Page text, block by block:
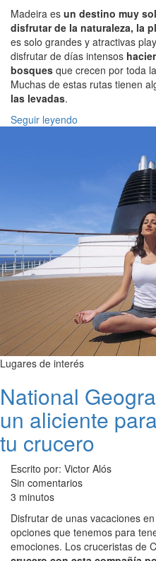
Madeira es un destino muy
disfrutar de la naturaleza, la
es solo grandes y atractivas
disfrutar de días intensos
bosques que crecen por toda
Muchas de estas rutas tienen
las levadas.
Seguir leyendo
Lugares de interés
National
un aliciente
tu crucero
Escrito por: Victor Alós
Sin comentarios
3 minutos
Disfrutar de unas vacaciones en
opciones que tenemos para
emociones. Los cruceristas de